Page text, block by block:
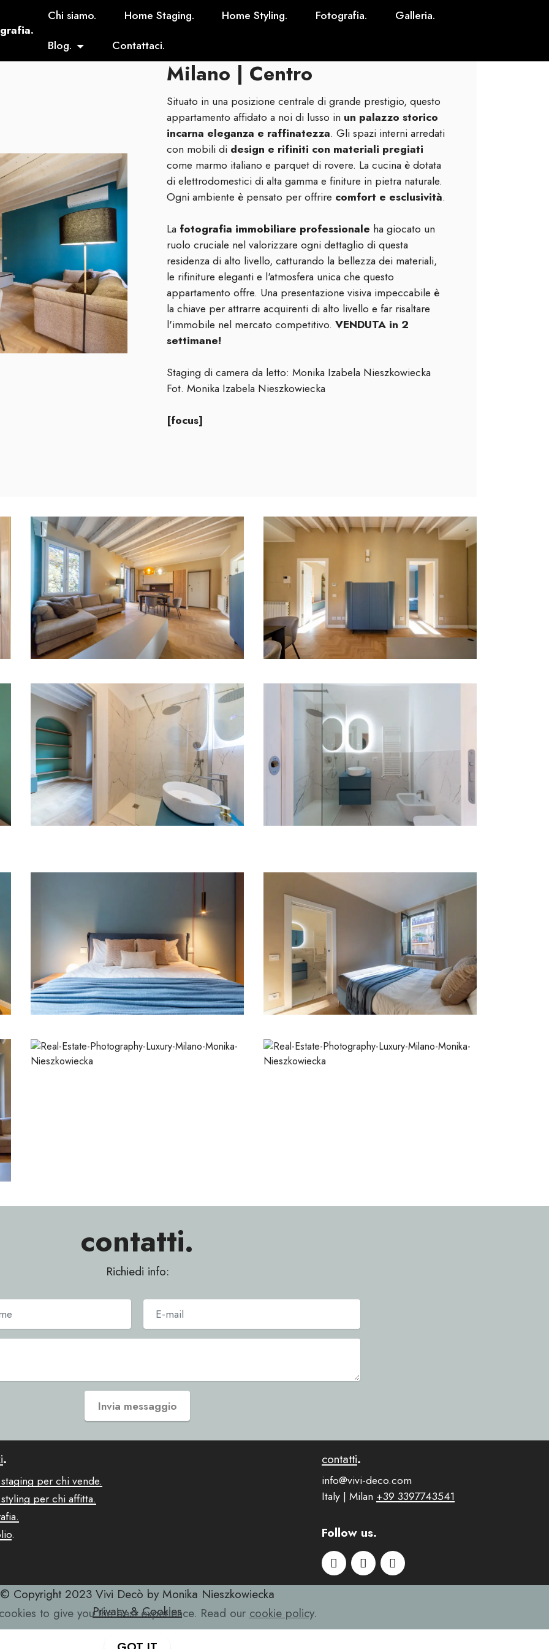
Chi siamo. Home Staging. Home Styling. Fotografia.
Galleria.
Blog.
Contattaci.
Milano | Centro
Situato in una posizione centrale di grande prestigio, questo
appartamento affidato a noi di lusso in un palazzo storico
incarna eleganza e raffinatezza. Gli spazi interni arredati
con mobili di design e rifiniti con materiali pregiati
come marmo italiano e parquet di rovere. La cucina è dotata
di elettrodomestici di alta gamma e finiture in pietra naturale.
Ogni ambiente è pensato per offrire comfort e esclusività.
La fotografia immobiliare professionale ha giocato un
ruolo cruciale nel valorizzare ogni dettaglio di questa
residenza di alto livello, catturando la bellezza dei materiali,
le rifiniture eleganti e l'atmosfera unica che questo
appartamento offre. Una presentazione visiva impeccabile è
la chiave per attrarre acquirenti di alto livello e far risaltare
l'immobile nel mercato competitivo. VENDUTA in 2
settimane!
Staging di camera da letto: Monika Izabela Nieszkowiecka
Fot. Monika Izabela Nieszkowiecka
[focus]
contatti.
Richiedi info:
Invia messaggio
.
per chi vende.
per chi affitta.
.
contatti.
info@vivi-deco.com
Italy | Milan +39 3397743541
Follow us.
© Copyright 2023 Vivi Decò by Monika Nieszkowiecka
Privacy & Cookies
to give you the best experience. Read our cookie policy.